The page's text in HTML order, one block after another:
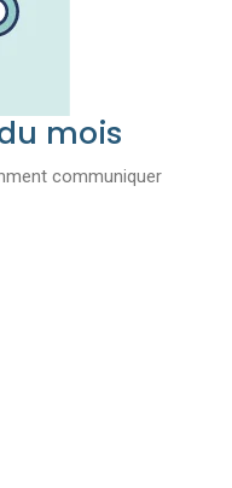
mois
communiquer